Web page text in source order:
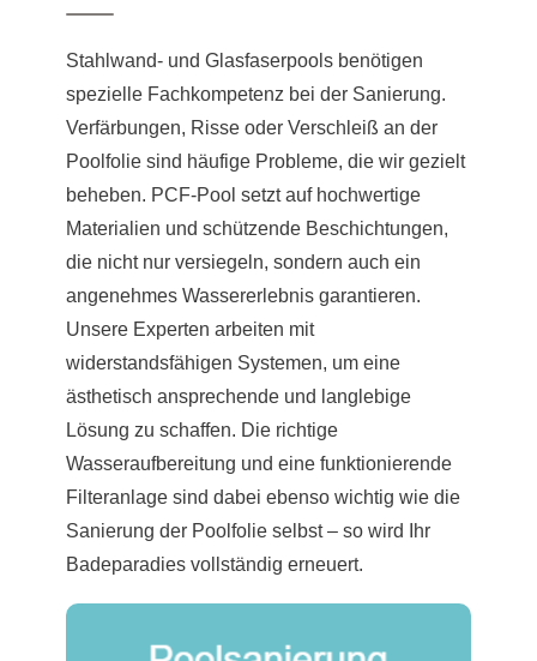
Stahlwand- und Glasfaserpools benötigen
spezielle Fachkompetenz bei der Sanierung.
Verfärbungen, Risse oder Verschleiß an der
Poolfolie sind häufige Probleme, die wir gezielt
beheben. PCF-Pool setzt auf hochwertige
Materialien und schützende Beschichtungen,
die nicht nur versiegeln, sondern auch ein
angenehmes Wassererlebnis garantieren.
Unsere Experten arbeiten mit
widerstandsfähigen Systemen, um eine
ästhetisch ansprechende und langlebige
Lösung zu schaffen. Die richtige
Wasseraufbereitung und eine funktionierende
Filteranlage sind dabei ebenso wichtig wie die
Sanierung der Poolfolie selbst – so wird Ihr
Badeparadies vollständig erneuert.